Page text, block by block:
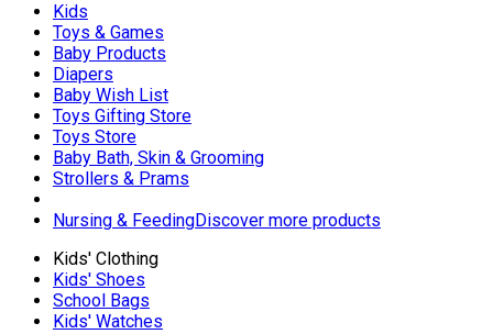
Kids
Toys & Games
Baby Products
Diapers
Baby Wish List
Toys Gifting Store
Toys Store
Baby Bath, Skin & Grooming
Strollers & Prams
Nursing & FeedingDiscover more products
Kids' Clothing
Kids' Shoes
School Bags
Kids' Watches